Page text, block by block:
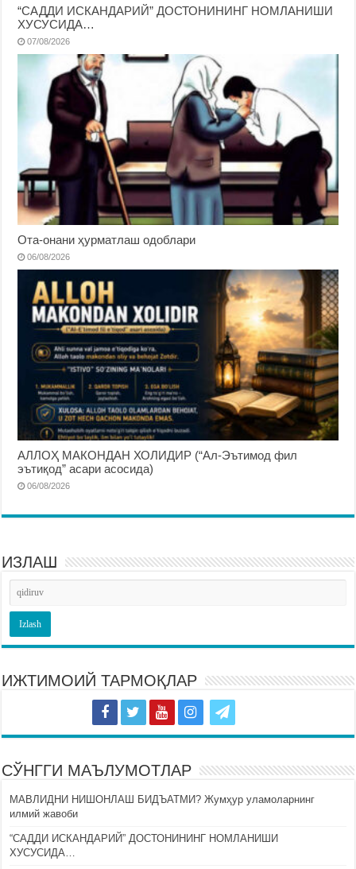
“САДДИ ИСКАНДАРИЙ” ДОСТОНИНИНГ НОМЛАНИШИ
ХУСУСИДА…
07/08/2026
Ота-онани ҳурматлаш одоблари
06/08/2026
АЛЛОҲ МАКОНДАН ХОЛИДИР (“Ал-Эътимод фил
эътиқод” асари асосида)
06/08/2026
ИЗЛАШ
ИЖТИМОИЙ ТАРМОҚЛАР
СЎНГГИ МАЪЛУМОТЛАР
МАВЛИДНИ НИШОНЛАШ БИДЪАТМИ? Жумҳур уламоларнинг
илмий жавоби
“САДДИ ИСКАНДАРИЙ” ДОСТОНИНИНГ НОМЛАНИШИ
ХУСУСИДА…